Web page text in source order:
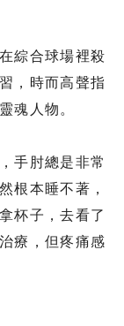
綜合球場裡殺
，時而高聲指
魂人物。
手肘總是非常
根本睡不著，
杯子，去看了
療，但疼痛感